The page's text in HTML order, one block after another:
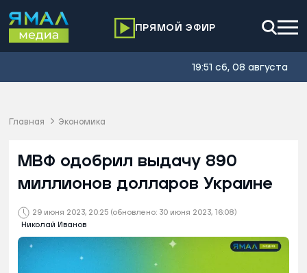
ПРЯМОЙ ЭФИР
19:51 сб, 08 августа
Главная Экономика
29 июня 2023, 20:25 (обновлено: 30 июня 2023, 16:08)
Николай Иванов
МВФ одобрил выдачу 890
миллионов долларов Украине